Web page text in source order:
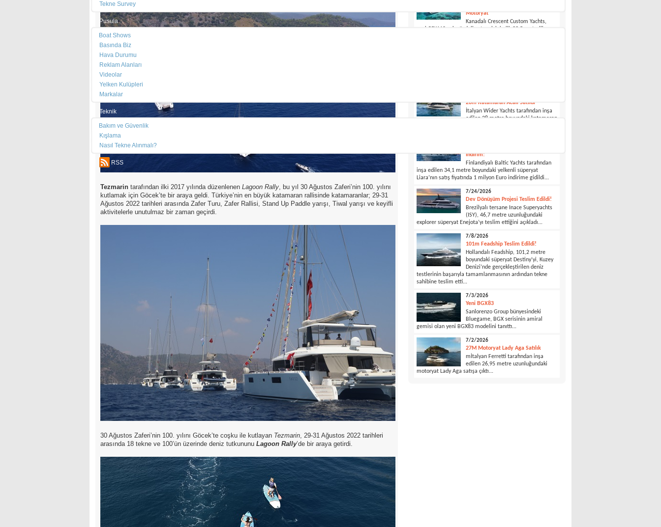
Tekne Survey
Pusula
Boat Shows
Basında Biz
Hava Durumu
Reklam Alanları
Videolar
Yelken Kulüpleri
Markalar
Teknik
Bakım ve Güvenlik
Kışlama
Nasıl Tekne Alınmalı?
RSS
Tezmarin tarafından ilki 2017 yılında düzenlenen Lagoon Rally , bu yıl 30 Ağustos Zaferi’nin 100. yılını
kutlamak için Göcek’te bir araya geldi. Türkiye’nin en büyük katamaran rallisinde katamaranlar; 29-31
Ağustos 2022 tarihleri arasında Zafer Turu, Zafer Rallisi, Stand Up Paddle yarışı, Tiwal yarışı ve keyifli
aktivitelerle unutulmaz bir zaman geçirdi.
30 Ağustos Zaferi’nin 100. yılını Göcek’te coşku ile kutlayan Tezmarin, 29-31 Ağustos 2022 tarihleri
arasında 18 tekne ve 100’ün üzerinde deniz tutkununu Lagoon Rally’de bir araya getirdi.
Motoryat
Kanadalı Crescent Custom Yachts,
yeni CCY110 çok gövdeli yat serisinin ilk 33,5 metrelik
28m Katamaran Acali Satıldı
İtalyan Wider Yachts tarafından inşa
edilen 28 metre boyundaki katamaran
İndirim!
Finlandiyalı Baltic Yachts tarafından
inşa edilen 34,1 metre boyundaki yelkenli süperyat
Liara’nın satış fiyatında 1 milyon Euro indirime gidildi...
7/24/2026
Dev Dönüşüm Projesi Teslim Edildi!
Brezilyalı tersane Inace Superyachts
(ISY), 46,7 metre uzunluğundaki
explorer süperyat Enejota’yı teslim ettiğini açıkladı...
7/8/2026
101m Feadship Teslim Edildi!
Hollandalı Feadship, 101,2 metre
boyundaki süperyat Destiny’yi, Kuzey
Denizi’nde gerçekleştirilen deniz
testlerinin başarıyla tamamlanmasının ardından tekne
sahibine teslim etti...
7/3/2026
Yeni BGX83
Sanlorenzo Group bünyesindeki
Bluegame, BGX serisinin amiral
gemisi olan yeni BGX83 modelini tanıttı...
7/2/2026
27M Motoryat Lady Aga Satılık
mİtalyan Ferretti tarafından inşa
edilen 26,95 metre uzunluğundaki
motoryat Lady Aga satışa çıktı...